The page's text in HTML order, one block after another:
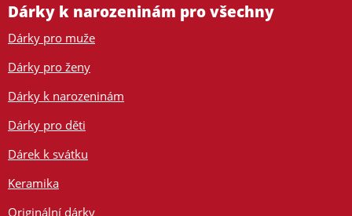
Dárky k narozeninám pro všechny
Dárky pro muže
Dárky pro ženy
Dárky k narozeninám
Dárky pro děti
Dárek k svátku
Keramika
Originální dárky